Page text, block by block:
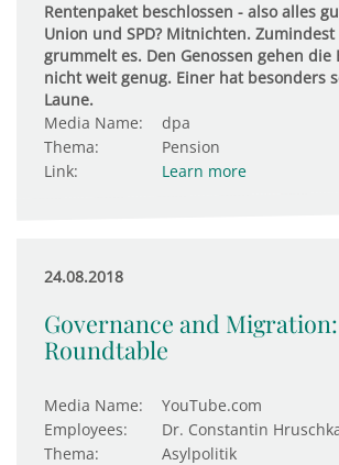
Rentenpaket beschlossen - also alles
Union und SPD? Mitnichten. Zumindest
grummelt es. Den Genossen gehen die
nicht weit genug. Einer hat besonders
Laune.
Media Name:
dpa
Thema:
Pension
Link:
Learn more
24.08.2018
Governance and Migration:
Roundtable
Media Name:
YouTube.com
Employees:
Dr. Constantin
Thema:
Asylpolitik